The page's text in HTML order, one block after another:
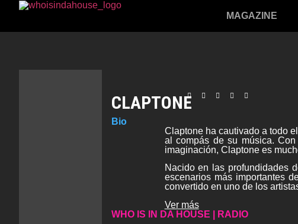
MAGAZINE
CLAPTONE
Bio
Claptone ha cautivado a todo
al compás de su música.
imaginación, Claptone es
Nacido en las profundidades
escenarios más importantes
convertido en uno de los
Ver más
WHO IS IN DA HOUSE | RADIO